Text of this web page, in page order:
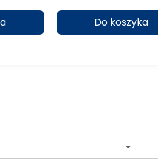
Do koszyka